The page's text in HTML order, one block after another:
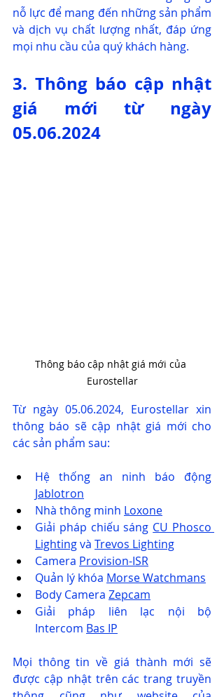
nỗ lực để mang đến những sản phẩm
và dịch vụ chất lượng nhất, đáp ứng
mọi nhu cầu của quý khách hàng.
3. Thông báo cập nhật
giá mới từ ngày
05.06.2024
Thông báo cập nhật giá mới của
Eurostellar
Từ ngày 05.06.2024, Eurostellar xin
thông báo sẽ cập nhật giá mới cho
các sản phẩm sau:
Jablotron
Nhà thông minh Loxone
Giải pháp chiếu sáng CU Phosco
Lighting và Trevos Lighting
Camera Provision-ISR
Quản lý khóa Morse Watchmans
Body Camera Zepcam
Giải pháp liên lạc nội bộ
Intercom Bas IP
Mọi thông tin về giá thành mới sẽ
được cập nhật trên các trang truyền